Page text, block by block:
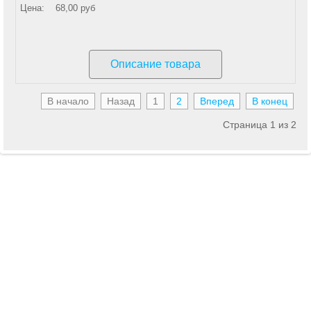
Цена: 68,00 руб
Описание товара
В начало Назад 1 2 Вперед В конец
Страница 1 из 2